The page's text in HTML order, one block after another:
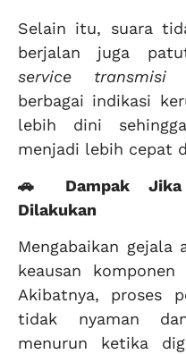
Selain itu, suara
berjalan juga
service
berbagai indikasi
lebih dini
menjadi lebih cepat
🚗 Dampak Jika
Dilakukan
Mengabaikan gejala
keausan
Akibatnya, proses
tidak nyaman
menurun ketika